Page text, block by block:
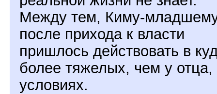
Между тем, Киму-
после прихода к власти
пришлось действовать в
более тяжелых, чем у отца,
условиях.